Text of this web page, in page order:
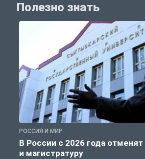
Полезно знать
РОССИЯ И МИР
В России с 2026 года отменят
и магистратуру